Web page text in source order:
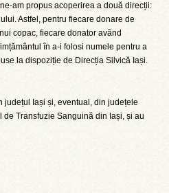
am propus acoperirea a două direcții:
Astfel, pentru fiecare donare de
copac, fiecare donator având
în a-i folosi numele pentru a
la dispoziție de Direcția Silvică Iași.
Iași și, eventual, din județele
Transfuzie Sanguină din Iași, și au